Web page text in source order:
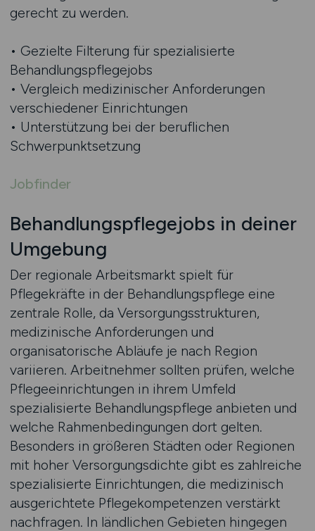
gerecht zu werden.
• Gezielte Filterung für spezialisierte
Behandlungspflegejobs
• Vergleich medizinischer Anforderungen
verschiedener Einrichtungen
• Unterstützung bei der beruflichen
Schwerpunktsetzung
Jobfinder
Behandlungspflegejobs in deiner
Umgebung
Der regionale Arbeitsmarkt spielt für
Pflegekräfte in der Behandlungspflege eine
zentrale Rolle, da Versorgungsstrukturen,
medizinische Anforderungen und
organisatorische Abläufe je nach Region
variieren. Arbeitnehmer sollten prüfen, welche
Pflegeeinrichtungen in ihrem Umfeld
spezialisierte Behandlungspflege anbieten und
welche Rahmenbedingungen dort gelten.
Besonders in größeren Städten oder Regionen
mit hoher Versorgungsdichte gibt es zahlreiche
spezialisierte Einrichtungen, die medizinisch
ausgerichtete Pflegekompetenzen verstärkt
nachfragen. In ländlichen Gebieten hingegen